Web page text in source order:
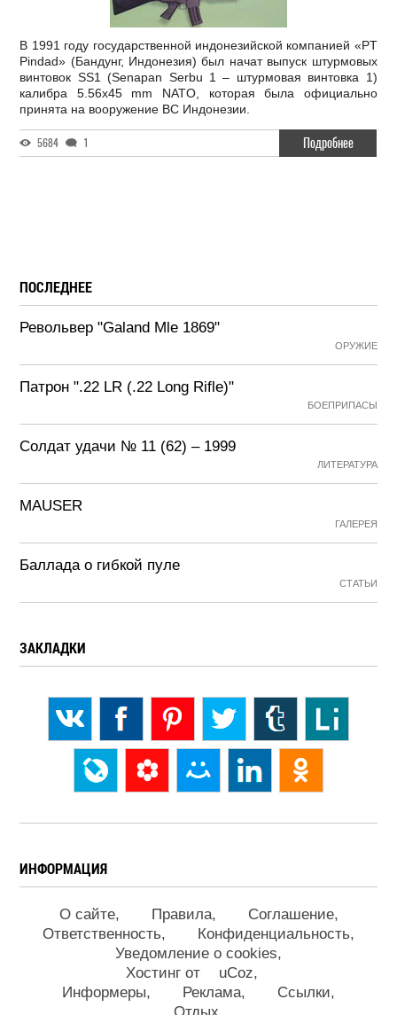
В 1991 году государственной индонезийской компанией «PT
Pindad» (Бандунг, Индонезия) был начат выпуск штурмовых
винтовок SS1 (Senapan Serbu 1 – штурмовая винтовка 1)
калибра 5.56x45 mm NATO, которая была официально
принята на вооружение ВС Индонезии.
5684 1 Подробнее
ПОСЛЕДНЕЕ
Револьвер "Galand Mle 1869"
ОРУЖИЕ
Патрон ".22 LR (.22 Long Rifle)"
БОЕПРИПАСЫ
Солдат удачи № 11 (62) – 1999
ЛИТЕРАТУРА
MAUSER
ГАЛЕРЕЯ
Баллада о гибкой пуле
СТАТЬИ
ЗАКЛАДКИ
ИНФОРМАЦИЯ
О сайте Правила
Соглашение
Ответственность
Конфиденциальность
Уведомление о cookies
Хостинг от
uCoz
Информеры
Реклама
Ссылки